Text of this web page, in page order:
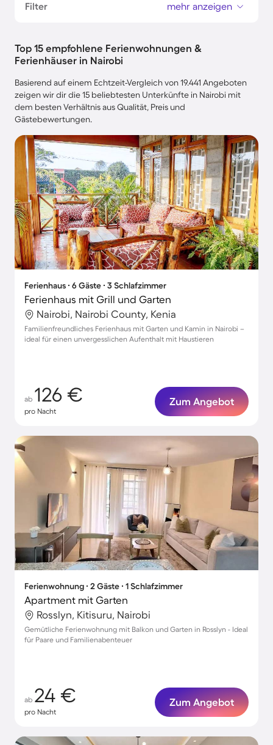
Filter mehr anzeigen
Top 15 empfohlene Ferienwohnungen &
Ferienhäuser in Nairobi
Basierend auf einem Echtzeit-Vergleich von 19.441 Angeboten
zeigen wir dir die 15 beliebtesten Unterkünfte in Nairobi mit
dem besten Verhältnis aus Qualität, Preis und
Gästebewertungen.
Ferienhaus ∙ 6 Gäste ∙ 3 Schlafzimmer
Ferienhaus mit Grill und Garten
Nairobi, Nairobi County, Kenia
Familienfreundliches Ferienhaus mit Garten und Kamin in Nairobi –
ideal für einen unvergesslichen Aufenthalt mit Haustieren
ab 126 €
pro Nacht
Zum Angebot
Ferienwohnung ∙ 2 Gäste ∙ 1 Schlafzimmer
Apartment mit Garten
Rosslyn, Kitisuru, Nairobi
Gemütliche Ferienwohnung mit Balkon und Garten in Rosslyn - Ideal
für Paare und Familienabenteuer
ab 24 €
pro Nacht
Zum Angebot